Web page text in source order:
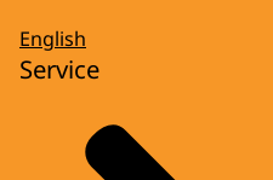
English
Service